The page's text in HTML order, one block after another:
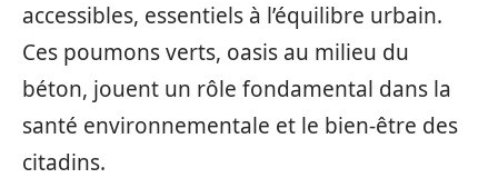
accessibles, essentiels à l’équilibre urbain.
Ces poumons verts, oasis au milieu du
béton, jouent un rôle fondamental dans la
santé environnementale et le bien-être des
citadins.